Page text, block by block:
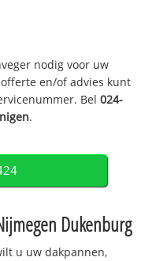
nodig voor uw
en/of advies kunt
Bel024-
.
Dukenburg
u uw dakpannen,